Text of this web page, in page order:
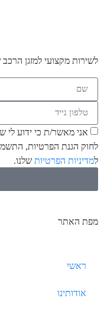
לשירות מקצועי למזגן
אני מאשר/ת כי ידוע לי
מדיניות הפרטיותשלנו.
מפת האתר
ראשי
אודותינו